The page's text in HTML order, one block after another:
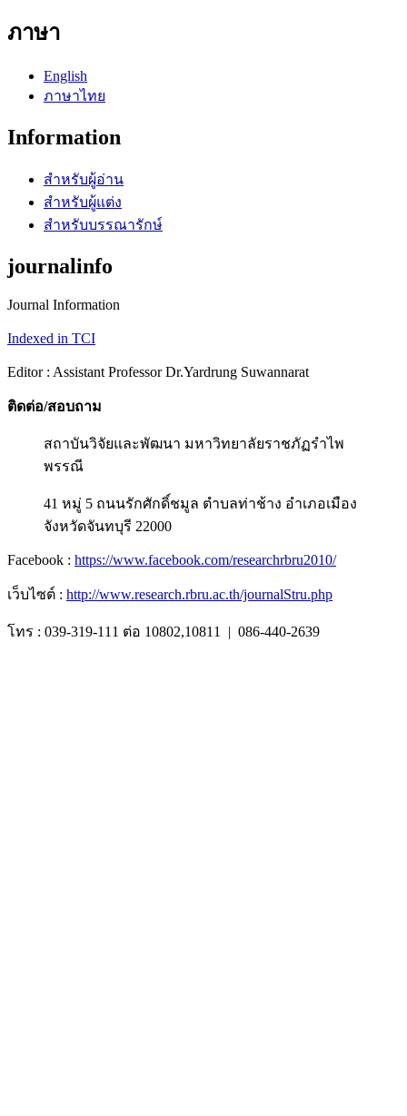
ภาษา
English
ภาษาไทย
Information
สำหรับผู้อ่าน
สำหรับผู้แต่ง
สำหรับบรรณารักษ์
journalinfo
Journal Information
Indexed in TCI
Editor : Assistant Professor Dr.Yardrung Suwannarat
ติดต่อ/สอบถาม
สถาบันวิจัยและพัฒนา มหาวิทยาลัยราชภัฏรำไพ
พรรณี
41 หมู่ 5 ถนนรักศักดิ์ชมูล ตำบลท่าช้าง อำเภอเมือง
จังหวัดจันทบุรี 22000
Facebook : https://www.facebook.com/researchrbru2010/
เว็บไซต์ : http://www.research.rbru.ac.th/journalStru.php
โทร : 039-319-111 ต่อ 10802,10811 | 086-440-2639